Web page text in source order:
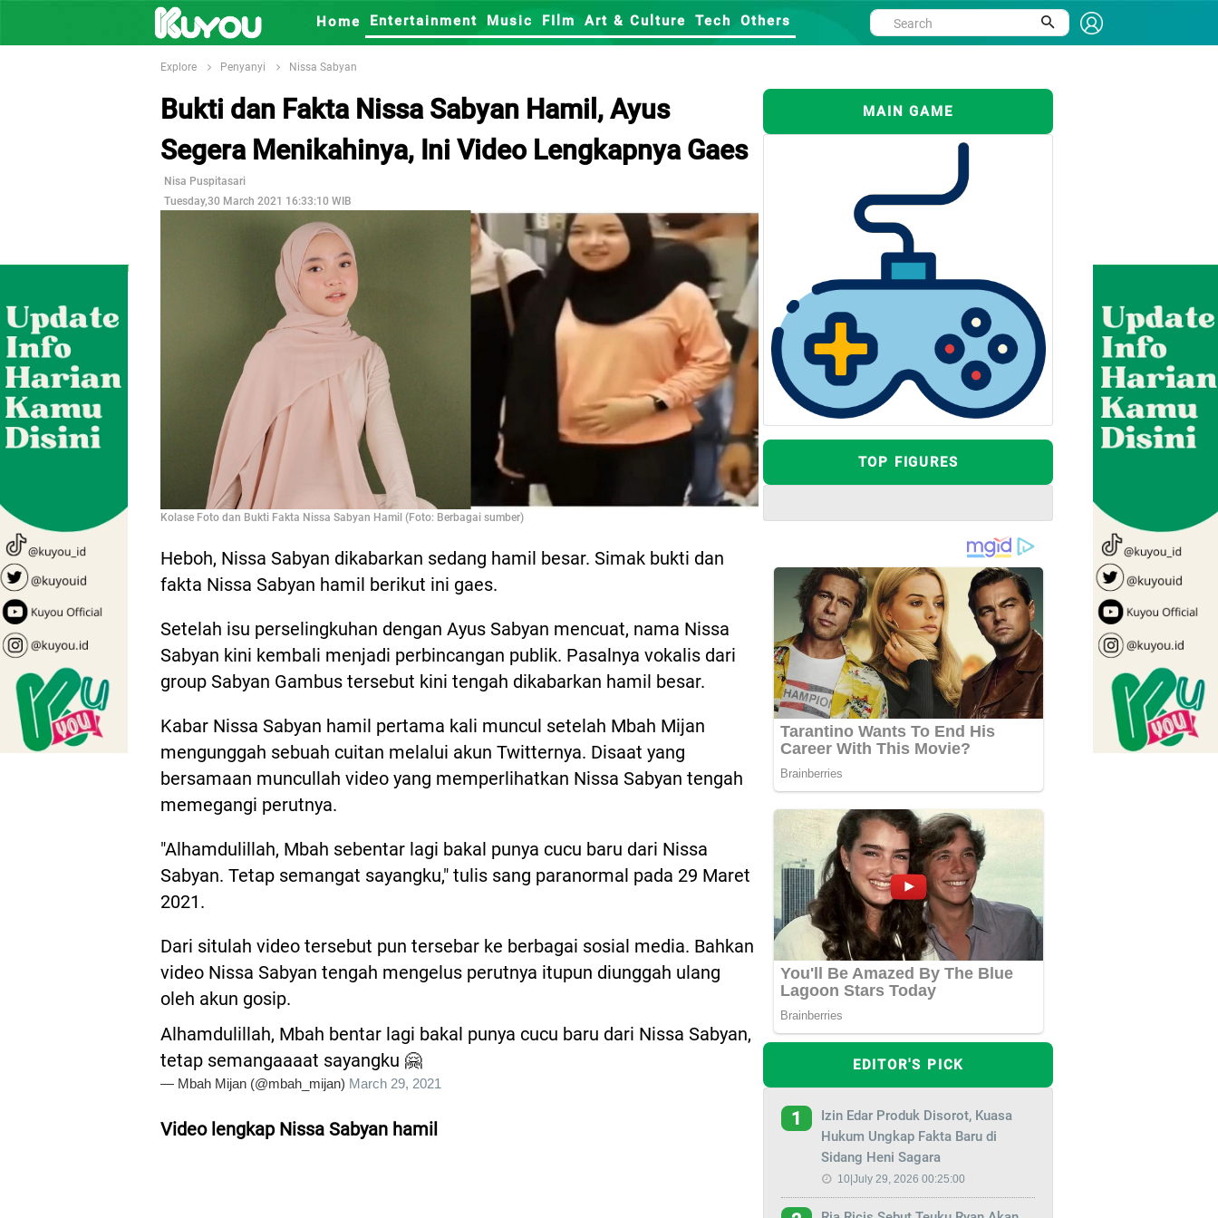
Home Entertainment Music FIlm Art & Culture Tech Others
Explore Penyanyi Nissa Sabyan
Bukti dan Fakta Nissa Sabyan Hamil, Ayus
Segera Menikahinya, Ini Video Lengkapnya Gaes
Nisa Puspitasari
Tuesday,30 March 2021 16:33:10 WIB
Kolase Foto dan Bukti Fakta Nissa Sabyan Hamil (Foto: Berbagai sumber)
Heboh, Nissa Sabyan dikabarkan sedang hamil besar. Simak bukti dan
fakta Nissa Sabyan hamil berikut ini gaes.
Setelah isu perselingkuhan dengan Ayus Sabyan mencuat, nama Nissa
Sabyan kini kembali menjadi perbincangan publik. Pasalnya vokalis dari
group Sabyan Gambus tersebut kini tengah dikabarkan hamil besar.
Kabar Nissa Sabyan hamil pertama kali muncul setelah Mbah Mijan
mengunggah sebuah cuitan melalui akun Twitternya. Disaat yang
bersamaan muncullah video yang memperlihatkan Nissa Sabyan tengah
memegangi perutnya.
"Alhamdulillah, Mbah sebentar lagi bakal punya cucu baru dari Nissa
Sabyan. Tetap semangat sayangku," tulis sang paranormal pada 29 Maret
2021.
Dari situlah video tersebut pun tersebar ke berbagai sosial media. Bahkan
video Nissa Sabyan tengah mengelus perutnya itupun diunggah ulang
oleh akun gosip.
Alhamdulillah, Mbah bentar lagi bakal punya cucu baru dari Nissa Sabyan,
tetap semangaaaat sayangku 🤗
— Mbah Mijan (@mbah_mijan) March 29, 2021
Video lengkap Nissa Sabyan hamil
MAIN GAME
TOP FIGURES
EDITOR'S PICK
1
Izin Edar Produk Disorot, Kuasa
Hukum Ungkap Fakta Baru di
Sidang Heni Sagara
10|July 29, 2026 00:25:00